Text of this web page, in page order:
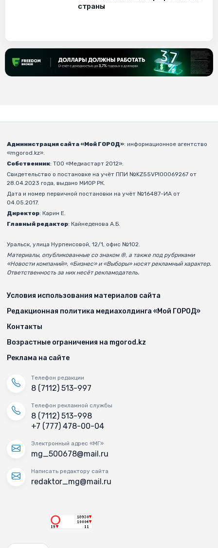
страны
Администрация сайта «Мой ГОРОД»: информационное агентство
«mgorod.kz».
Собственник: ТОО «Медиастарт 2012».
Свидетельство о постановке на учёт ППИ №KZ55VPI00069267 от
28.04.2023 года, выдано МИОР РК.
Дата и номер первичной постановки на учёт №16487-ИА от
04.05.2017.
Директор: Карин Е.
Главный редактор: Кайнеденова А.Б.
Уральск, улица Нурпеисовой, 12/1, офис №102.
Материалы, опубликованные со знаком ®, а также под рубриками
«Новости компаний», «Бизнес» и «Выборы» носят рекламный характер.
Ответственность за них несёт рекламодатель.
Условия использования материалов сайта
Редакционная политика медиахолдинга «Мой ГОРОД»
Контакты
Возрастные ограничения на mgorod.kz
Реклама на сайте
Телефон редакции
8 (7112) 513-997
Телефон рекламной службы
8 (7112) 513-998
+7 (777) 478-00-04
Электронный адрес «МГ»
mg_500678@mail.ru
Написать редактору сайта
redaktor_mg@mail.ru